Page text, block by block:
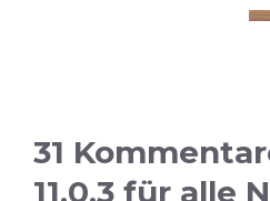
31
11.0.3 für alle